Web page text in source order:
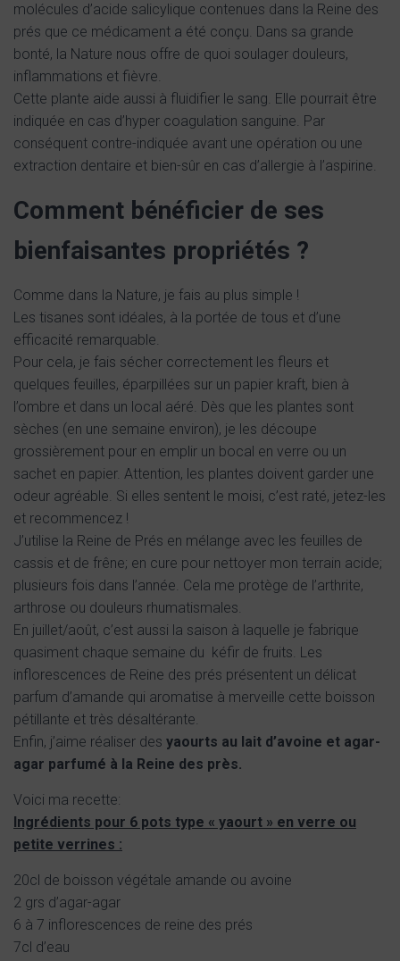
molécules d’acide salicylique contenues dans la Reine des
prés que ce médicament a été conçu. Dans sa grande
bonté, la Nature nous offre de quoi soulager douleurs,
inflammations et fièvre.
Cette plante aide aussi à fluidifier le sang. Elle pourrait être
indiquée en cas d’hyper coagulation sanguine. Par
conséquent contre-indiquée avant une opération ou une
extraction dentaire et bien-sûr en cas d’allergie à l’aspirine.
Comment bénéficier de ses
bienfaisantes propriétés ?
Comme dans la Nature, je fais au plus simple !
Les tisanes sont idéales, à la portée de tous et d’une
efficacité remarquable.
Pour cela, je fais sécher correctement les fleurs et
quelques feuilles, éparpillées sur un papier kraft, bien à
l’ombre et dans un local aéré. Dès que les plantes sont
sèches (en une semaine environ), je les découpe
grossièrement pour en emplir un bocal en verre ou un
sachet en papier. Attention, les plantes doivent garder une
odeur agréable. Si elles sentent le moisi, c’est raté, jetez-les
et recommencez !
J’utilise la Reine de Prés en mélange avec les feuilles de
cassis et de frêne; en cure pour nettoyer mon terrain acide;
plusieurs fois dans l’année. Cela me protège de l’arthrite,
arthrose ou douleurs rhumatismales.
En juillet/août, c’est aussi la saison à laquelle je fabrique
quasiment chaque semaine du kéfir de fruits. Les
inflorescences de Reine des prés présentent un délicat
parfum d’amande qui aromatise à merveille cette boisson
pétillante et très désaltérante.
Enfin, j’aime réaliser des yaourts au lait d’avoine et agar-
agar parfumé à la Reine des près.
Voici ma recette:
Ingrédients pour 6 pots type « yaourt » en verre ou
petite verrines :
20cl de boisson végétale amande ou avoine
2 grs d’agar-agar
6 à 7 inflorescences de reine des prés
7cl d’eau